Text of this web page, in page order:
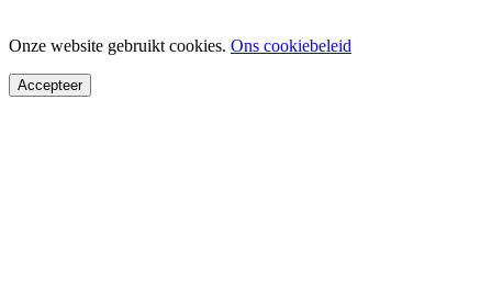
Onze website gebruikt cookies. Ons cookiebeleid
Accepteer